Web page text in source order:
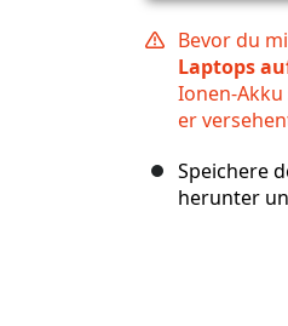
Bevor du
Laptops
Ionen-
er
Speichere
herunter